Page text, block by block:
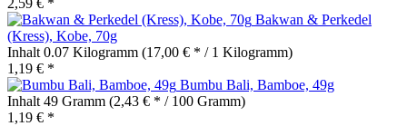
Bakwan & Perkedel
(Kress), Kobe, 70g
Inhalt 0.07 Kilogramm (17,00 € * / 1 Kilogramm)
1,19 € *
Bumbu Bali, Bamboe, 49g
Inhalt 49 Gramm (2,43 € * / 100 Gramm)
1,19 € *